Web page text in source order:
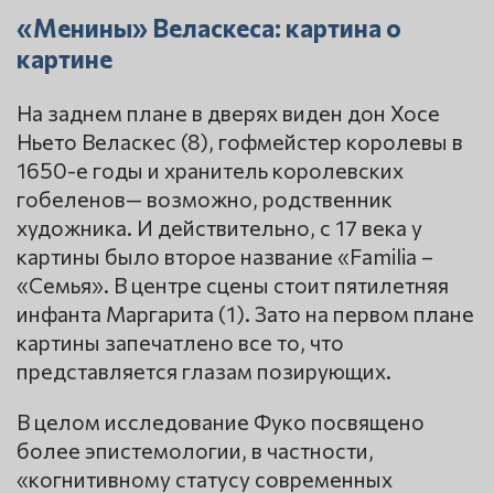
«Менины» Веласкеса: картина о
картине
На заднем плане в дверях виден дон Хосе
Ньето Веласкес (8), гофмейстер королевы в
1650-е годы и хранитель королевских
гобеленов— возможно, родственник
художника. И действительно, с 17 века у
картины было второе название «Familia –
«Семья». В центре сцены стоит пятилетняя
инфанта Маргарита (1). Зато на первом плане
картины запечатлено все то, что
представляется глазам позирующих.
В целом исследование Фуко посвящено
более эпистемологии, в частности,
«когнитивному статусу современных